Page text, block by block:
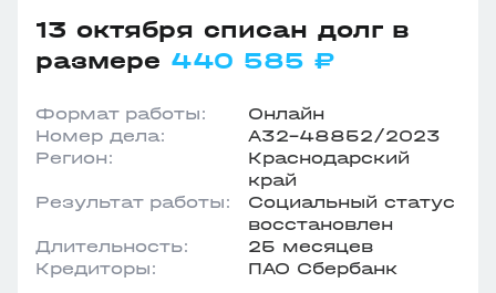
13 октября списан долг в
размере 440 585 ₽
Формат работы:
Онлайн
Номер дела:
А32-48852/2023
Регион:
Краснодарский
край
Результат работы:
Социальный статус
восстановлен
Длительность:
25 месяцев
Кредиторы:
ПАО Сбербанк